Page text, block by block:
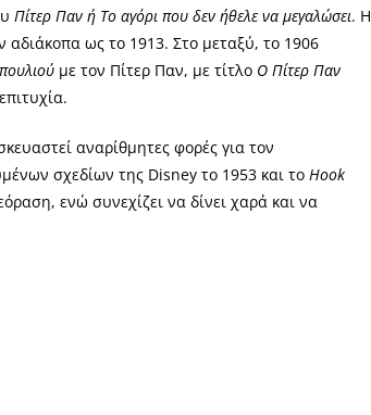
Πίτερ Παν ή Το αγόρι που δεν ήθελε να μεγαλώσει. Η
ως το 1913. Στο μεταξύ, το 1906
με τον Πίτερ Παν, με τίτλο Ο Πίτερ Παν
αναρίθμητες φορές για τον
σχεδίων της Disney το 1953 και το Hook
ενώ συνεχίζει να δίνει χαρά και να